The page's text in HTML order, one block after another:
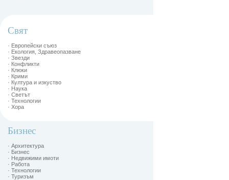
Свят
· Европейски съюз
· Екология, Здравеопазване
· Звезди
· Конфликти
· Клюки
· Крими
· Култура и изкуство
· Наука
· Светът
· Технологии
· Хора
Бизнес
· Архитектура
· Бизнес
· Недвижими имоти
· Работа
· Технологии
· Туризъм